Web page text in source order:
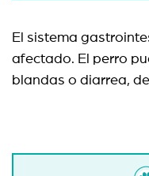
El sistema
afectado. El perro
blandas o diarrea,